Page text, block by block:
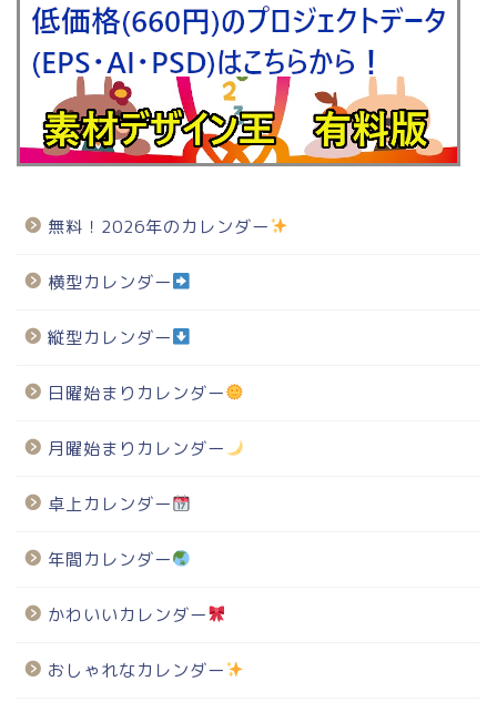
無料！2026年のカレンダー
横型カレンダー
縦型カレンダー
日曜始まりカレンダー
月曜始まりカレンダー
卓上カレンダー
年間カレンダー
かわいいカレンダー
おしゃれなカレンダー